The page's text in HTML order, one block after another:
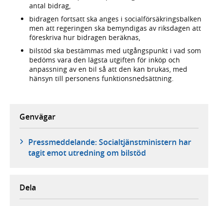
antal bidrag,
bidragen fortsatt ska anges i socialförsäkringsbalken
men att regeringen ska bemyndigas av riksdagen att
föreskriva hur bidragen beräknas,
bilstöd ska bestämmas med utgångspunkt i vad som
bedöms vara den lägsta utgiften för inköp och
anpassning av en bil så att den kan brukas, med
hänsyn till personens funktionsnedsättning.
Genvägar
Pressmeddelande: Socialtjänstministern har
tagit emot utredning om bilstöd
Dela